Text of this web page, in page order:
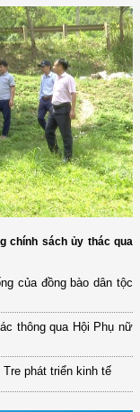
chính sách ủy thác qua
của đồng bào dân tộc
thông qua Hội Phụ nữ
phát triển kinh tế